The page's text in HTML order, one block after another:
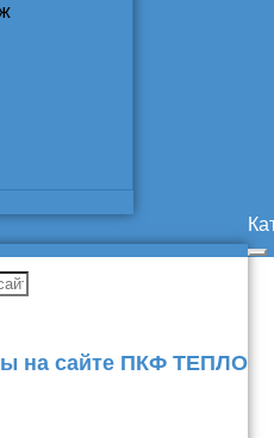
на сайте ПКФ ТЕПЛО